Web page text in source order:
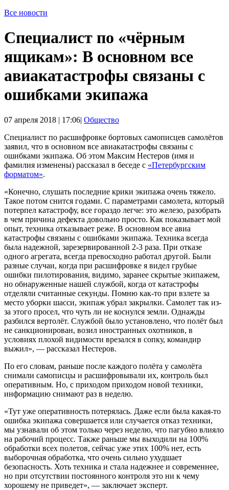
Все новости
Специалист по «чёрным
ящикам»: В основном все
авиакатастрофы связаны с
ошибками экипажа
07 апреля 2018 | 17:06| Общество
Специалист по расшифровке бортовых самописцев самолётов
заявил, что в основном все авиакатастрофы связаны с
ошибками экипажа. Об этом Максим Нестеров (имя и
фамилия изменены) рассказал в беседе с «Петербургским
форматом».
«Конечно, слушать последние крики экипажа очень тяжело.
Такое потом снится годами. С параметрами самолета, который
потерпел катастрофу, все гораздо легче: это железо, разобрать
в чем причина дефекта довольно просто. Как показывает мой
опыт, техника отказывает реже. В основном все авиа
катастрофы связаны с ошибками экипажа. Техника всегда
была надежной, зарезервированной 2-3 раза. При отказе
одного агрегата, всегда превосходно работал другой. Были
разные случаи, когда при расшифровке я видел грубые
ошибки пилотирования, видимо, заранее скрытые экипажем,
но обнаруженные нашей службой, когда от катастрофы
отделяли считанные секунды. Помню как-то при взлете за
место уборки шасси, экипаж убрал закрылки. Самолет так из-
за этого просел, что чуть ли не коснулся земли. Однажды
разбился вертолёт. Службой было установлено, что полёт был
не санкционирован, возил иностранных охотников, в
условиях плохой видимости врезался в сопку, командир
выжил», — рассказал Нестеров.
По его словам, раньше после каждого полёта у самолёта
снимали самописцы и расшифровывали их, контроль был
оперативным. Но, с приходом приходом новой техники,
информацию снимают раз в неделю.
«Тут уже оперативность потерялась. Даже если была какая-то
ошибка экипажа совершается или случается отказ техники,
мы узнавали об этом только через неделю, что пагубно влияло
на рабочий процесс. Также раньше мы выходили на 100%
обработки всех полетов, сейчас уже этих 100% нет, есть
выборочная обработка, что очень сильно ухудшает
безопасность. Хоть техника и стала надежнее и современнее,
но при отсутствии постоянного контроля это ни к чему
хорошему не приведет», — заключает эксперт.